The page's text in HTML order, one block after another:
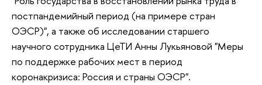
постпандемийный период (на примере стран
ОЭСР)", а также об исследовании старшего
научного сотрудника ЦеТИ Анны Лукьяновой "Меры
по поддержке рабочих мест в период
коронакризиса: Россия и страны ОЭСР".